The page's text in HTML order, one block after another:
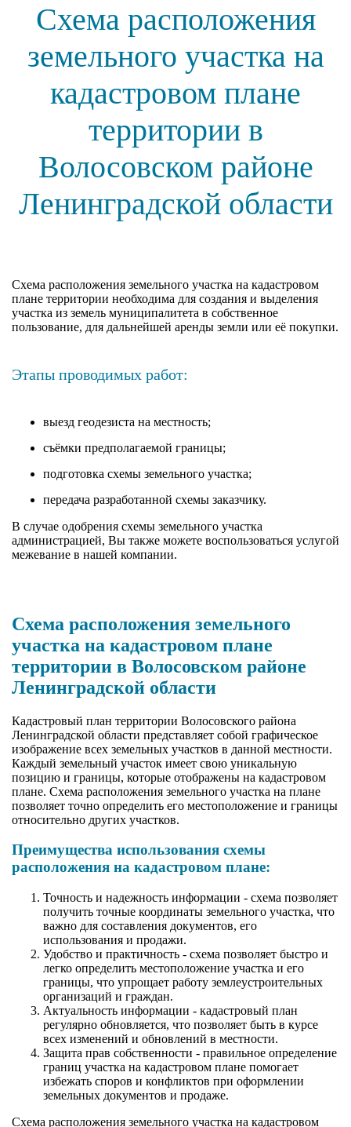
Схема расположения
земельного участка на
кадастровом плане
территории в
Волосовском районе
Ленинградской области
Cхема расположения земельного участка на кадастровом
плане территории необходима для создания и выделения
участка из земель муниципалитета в собственное
пользование, для дальнейшей аренды земли или её покупки.
Этапы проводимых работ:
выезд геодезиста на местность;
съёмки предполагаемой границы;
подготовка схемы земельного участка;
передача разработанной схемы заказчику.
В случае одобрения схемы земельного участка
администрацией, Вы также можете воспользоваться услугой
межевание в нашей компании.
Схема расположения земельного
участка на кадастровом плане
территории в Волосовском районе
Ленинградской области
Кадастровый план территории Волосовского района
Ленинградской области представляет собой графическое
изображение всех земельных участков в данной местности.
Каждый земельный участок имеет свою уникальную
позицию и границы, которые отображены на кадастровом
плане. Схема расположения земельного участка на плане
позволяет точно определить его местоположение и границы
относительно других участков.
Преимущества использования схемы
расположения на кадастровом плане:
Точность и надежность информации - схема позволяет
получить точные координаты земельного участка, что
важно для составления документов, его
использования и продажи.
Удобство и практичность - схема позволяет быстро и
легко определить местоположение участка и его
границы, что упрощает работу землеустроительных
организаций и граждан.
Актуальность информации - кадастровый план
регулярно обновляется, что позволяет быть в курсе
всех изменений и обновлений в местности.
Защита прав собственности - правильное определение
границ участка на кадастровом плане помогает
избежать споров и конфликтов при оформлении
земельных документов и продаже.
Схема расположения земельного участка на кадастровом